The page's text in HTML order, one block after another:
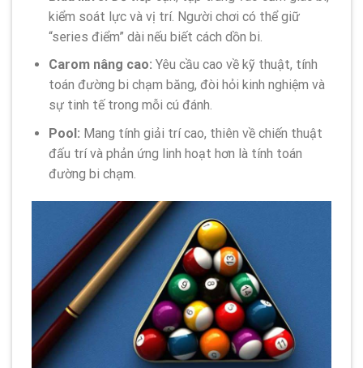
kiểm soát lực và vị trí. Người chơi có thể giữ
“series điểm” dài nếu biết cách dồn bi.
Carom nâng cao: Yêu cầu cao về kỹ thuật, tính
toán đường bi chạm băng, đòi hỏi kinh nghiệm và
sự tinh tế trong mỗi cú đánh.
Pool: Mang tính giải trí cao, thiên về chiến thuật
đấu trí và phản ứng linh hoạt hơn là tính toán
đường bi chạm.